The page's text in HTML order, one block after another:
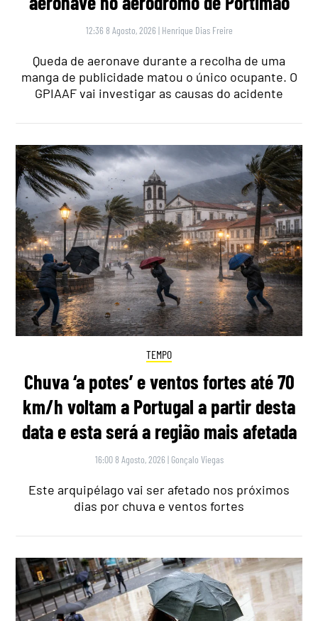
12:36 8 Agosto, 2026 | Henrique Dias Freire
Queda de aeronave durante a recolha de uma
manga de publicidade matou o único ocupante. O
GPIAAF vai investigar as causas do acidente
TEMPO
Chuva ‘a potes’ e ventos fortes até 70
km/h voltam a Portugal a partir desta
data e esta será a região mais afetada
16:00 8 Agosto, 2026 | Gonçalo Viegas
Este arquipélago vai ser afetado nos próximos
dias por chuva e ventos fortes